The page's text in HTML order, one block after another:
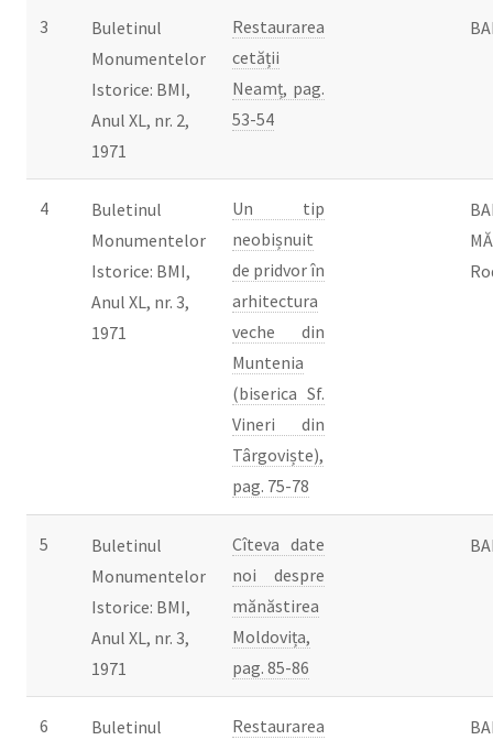
3
Buletinul
Monumentelor
Istorice: BMI,
Anul XL, nr. 2,
1971
Restaurarea
cetății
Neamț, pag.
53-54
4
Buletinul
Monumentelor
Istorice: BMI,
Anul XL, nr. 3,
1971
Un tip
neobișnuit
de pridvor în
arhitectura
veche din
Muntenia
(biserica Sf.
Vineri din
Târgoviște),
pag. 75-78
5
Buletinul
Monumentelor
Istorice: BMI,
Anul XL, nr. 3,
1971
Cîteva date
noi despre
mănăstirea
Moldovița,
pag. 85-86
6
Buletinul
Restaurarea